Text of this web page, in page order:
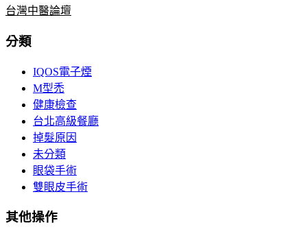
台灣中醫論壇
分類
IQOS電子煙
M型禿
健康檢查
台北高級餐廳
掉髮原因
未分類
眼袋手術
雙眼皮手術
其他操作